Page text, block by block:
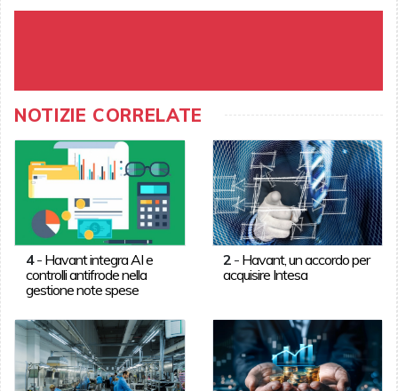
NOTIZIE CORRELATE
4- Havant integra AI e
controlli antifrode nella
gestione note spese
2 - Havant, un accordo per
acquisire Intesa